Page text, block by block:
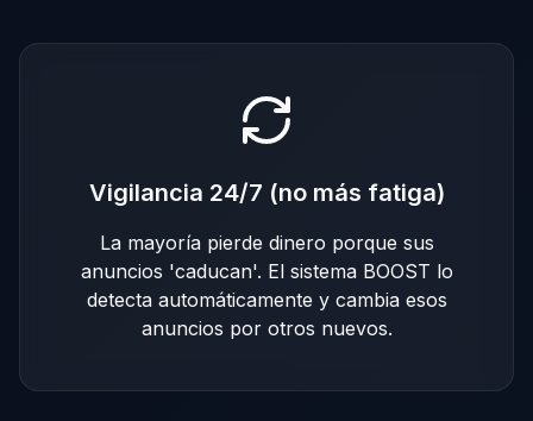
Vigilancia 24/7 (no más fatiga)
La mayoría pierde dinero porque sus
anuncios 'caducan'. El sistema BOOST lo
detecta automáticamente y cambia esos
anuncios por otros nuevos.